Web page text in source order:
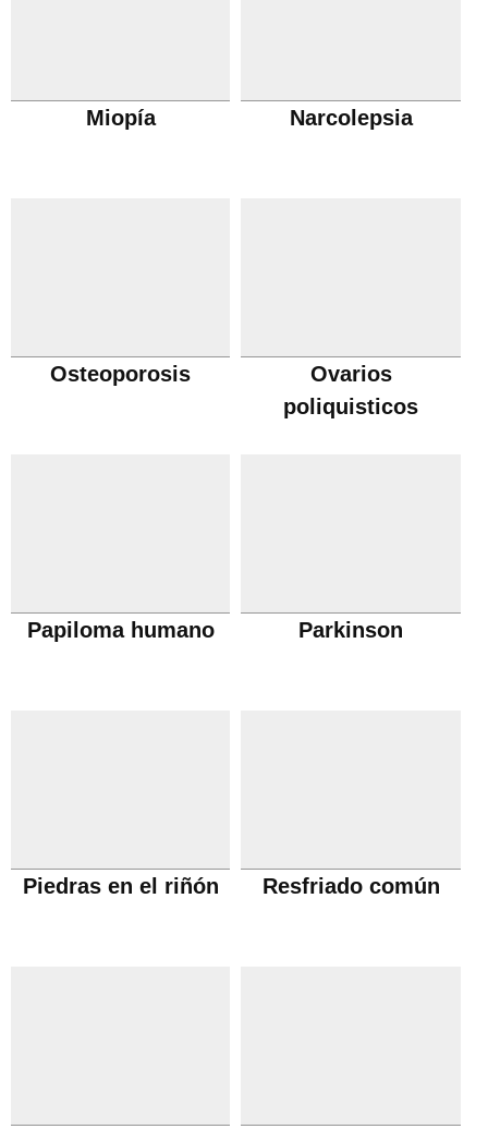
Miopía Narcolepsia
Osteoporosis
Ovarios
poliquisticos
Papiloma humano Parkinson
Piedras en el riñón Resfriado común